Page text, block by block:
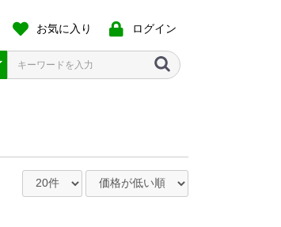
お気に入り ログイン